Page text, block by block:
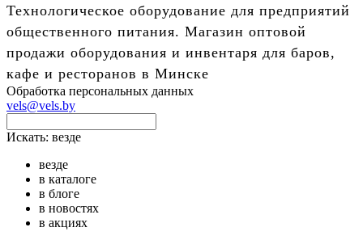
Технологическое оборудование для предприятий
общественного питания. Магазин оптовой
продажи оборудования и инвентаря для баров,
кафе и ресторанов в Минске
Обработка персональных данных
vels@vels.by
Искать: везде
везде
в каталоге
в блоге
в новостях
в акциях